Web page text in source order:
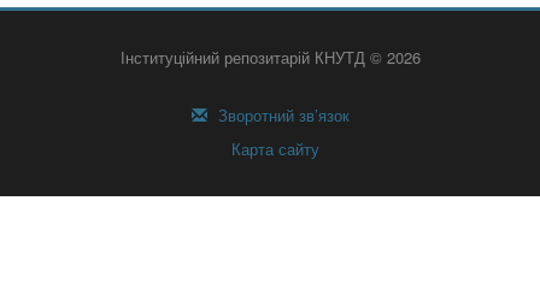
Інституційний репозитарій КНУТД © 2026
Зворотний зв’язок
Карта сайту